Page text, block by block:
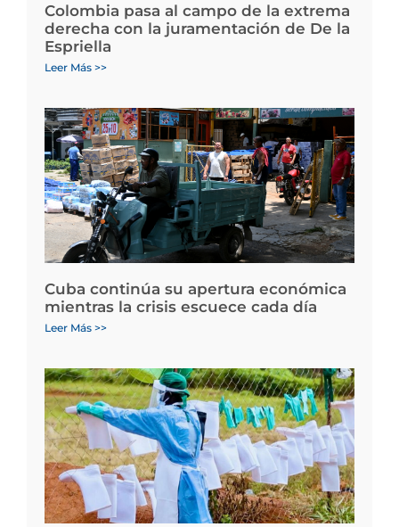
Colombia pasa al campo de la extrema
derecha con la juramentación de De la
Espriella
Leer Más >>
Cuba continúa su apertura económica
mientras la crisis escuece cada día
Leer Más >>